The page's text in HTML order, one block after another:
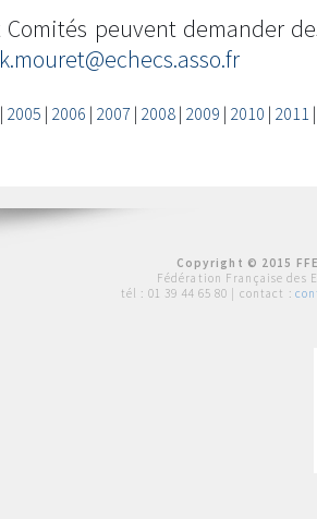
Comités peuvent demander
2005 | 2006 | 2007 | 2008| 2009 | 2010 | 2011
Copyright © 2015
Fédération Française des
tél : 01 39 44 65 80 | contact :